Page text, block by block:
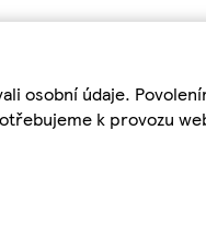
osobní údaje.
k provozu